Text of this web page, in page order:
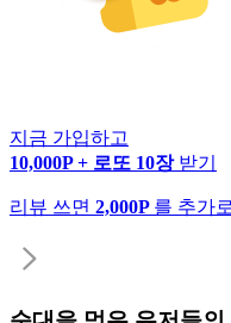
지금 가입하고
10,000P + 로또 10장 받기
리뷰 쓰면 2,000P 를 추가